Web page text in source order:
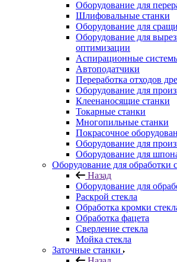
Оборудование для
Шлифовальные станки
Оборудование для
Оборудование для
оптимизации
Аспирационные
Автоподатчики
Переработка отходов
Оборудование для
Клеенаносящие станки
Токарные станки
Многопильные станки
Покрасочное
Оборудование для
Оборудование для
Оборудование для обработки
Назад
Оборудование для
Раскрой стекла
Обработка кромки
Обработка фацета
Сверление стекла
Мойка стекла
Заточные станки